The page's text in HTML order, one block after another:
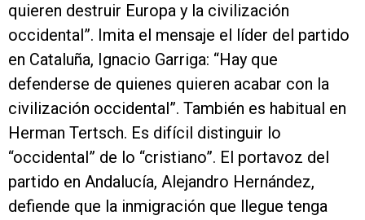
quieren destruir Europa y la civilización
occidental”. Imita el mensaje el líder del partido
en Cataluña, Ignacio Garriga: “Hay que
defenderse de quienes quieren acabar con la
civilización occidental”. También es habitual en
Herman Tertsch. Es difícil distinguir lo
“occidental” de lo “cristiano”. El portavoz del
partido en Andalucía, Alejandro Hernández,
defiende que la inmigración que llegue tenga